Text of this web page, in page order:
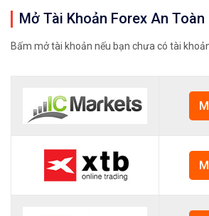
Mở Tài Khoản Forex An Toàn
Bấm mở tài khoản nếu bạn chưa có tài